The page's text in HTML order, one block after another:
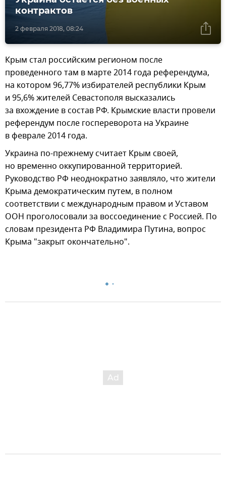
2 февраля 2018, 08:24
контрактов
Крым стал российским регионом после
проведенного там в марте 2014 года референдума,
на котором 96,77% избирателей республики Крым
и 95,6% жителей Севастополя высказались
за вхождение в состав РФ. Крымские власти провели
референдум после госпереворота на Украине
в феврале 2014 года.
Украина по-прежнему считает Крым своей,
но временно оккупированной территорией.
Руководство РФ неоднократно заявляло, что жители
Крыма демократическим путем, в полном
соответствии с международным правом и Уставом
ООН проголосовали за воссоединение с Россией. По
словам президента РФ Владимира Путина, вопрос
Крыма "закрыт окончательно".